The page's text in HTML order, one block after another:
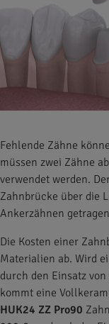
Fehlende Zähne
müssen zwei Zähne
verwendet werden.
Zahnbrücke über die
Ankerzähnen
Die Kosten einer
Materialien ab. Wird
durch den Einsatz
kommt eine
HUK24 ZZ Pro90